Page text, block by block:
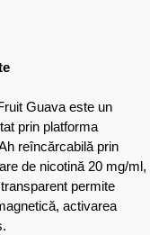
Guava este un
prin platforma
reîncărcabilă prin
de nicotină 20 mg/ml,
permite
activarea